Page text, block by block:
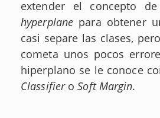
extender el concepto de
hyperplane para obtener
casi separe las clases,
cometa unos pocos
hiperplano se le conoce
ClassifieroSoft Margin.